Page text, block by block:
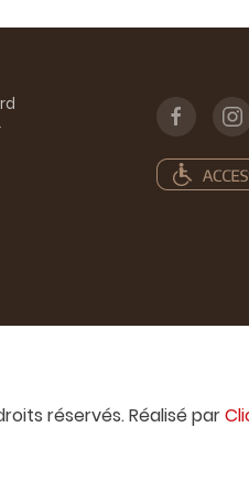
réservés. Réalisé par